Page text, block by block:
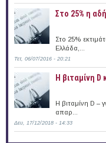
Στο 25% η
Στο 25%
Ελλάδα,...
Τετ, 06/07/2016 - 20:21
Η βιταμίνη
Η βιταμίνη D –
απαρ...
Δευ, 17/12/2018 - 14:33